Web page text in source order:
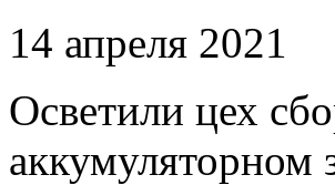
14 апреля 2021
Осветили цех
аккумуляторном